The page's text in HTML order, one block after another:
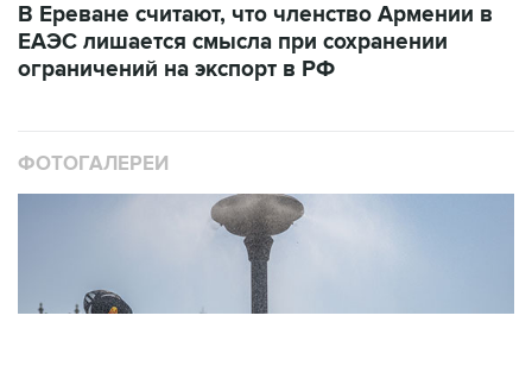
В Ереване считают, что членство Армении в
ЕАЭС лишается смысла при сохранении
ограничений на экспорт в РФ
ФОТОГАЛЕРЕИ